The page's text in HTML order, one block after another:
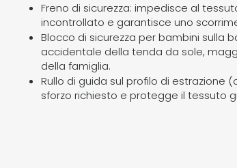
Freno di sicurezza: impedisce al
incontrollato e garantisce uno
Blocco di sicurezza per bambini sulla
accidentale della tenda da sole,
della famiglia.
Rullo di guida sul profilo di estrazione
sforzo richiesto e protegge il tessuto